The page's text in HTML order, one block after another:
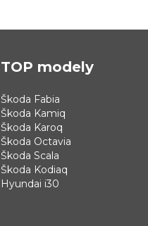
TOP modely
Škoda Fabia
Škoda Kamiq
Škoda Karoq
Škoda Octavia
Škoda Scala
Škoda Kodiaq
Hyundai i30